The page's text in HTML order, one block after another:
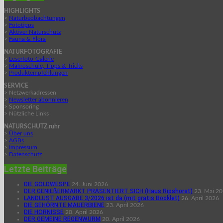
HIGHLIGHTS
> Naturbeobachtungen
> Fototipps
> Aktiver Naturschutz
> Fauna & Flora
NATURFOTOGRAFIE
>
Leserfoto-Galerie
> Makroschule, Tipps & Tricks
> Produktempfehlungen
SERVICE
> Netzwerkadressen
> Newsletter abonnieren
> Sponsoring
> Nützliche Links
NATURSCHUTZ.ruhr
> Über uns
> AGBs
> Impressum
> Datenschutz
Letzte Beiträge
DIE GOLDWESPE 24. Juni 2026
DER GENIEßERMARKT PRÄSENTIERT SICH (Haus Ripshorst) 23. Mai
LANDLUST AUSGABE 3/2026 ist da (mit gratis Booklet) 26. April 2026
DIE GEHÖRNTE MAUERBIENE 23. April 2026
DIE HORNISSE 20. April 2026
DER GEMEINE REGENWURM 20. April 2026